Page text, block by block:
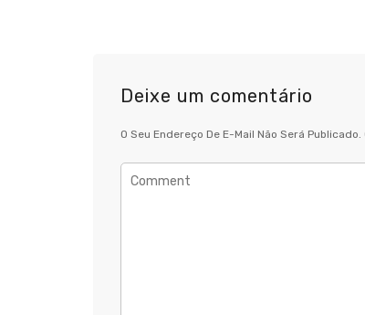
Deixe um comentário
O Seu Endereço De E-Mail Não Será Publicado.